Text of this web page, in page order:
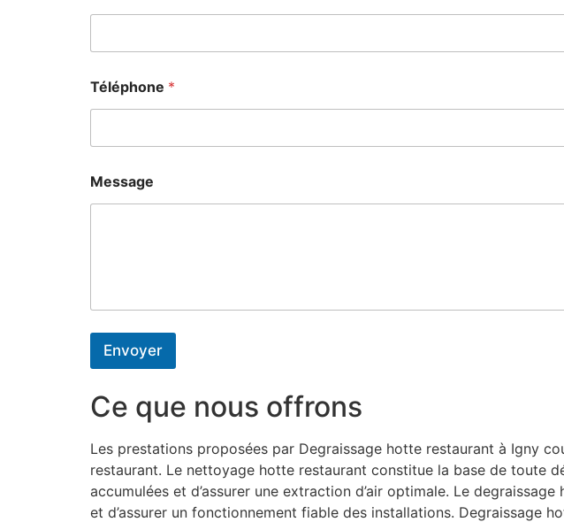
d
N
m
*
Téléphone *
Message
Envoyer
Ce que nous offrons
Les prestations proposées par Degraissage hotte restaurant à Igny
restaurant. Le nettoyage hotte restaurant constitue la base de toute
accumulées et d’assurer une extraction d’air optimale. Le
et d’assurer un fonctionnement fiable des installations. Degraissage